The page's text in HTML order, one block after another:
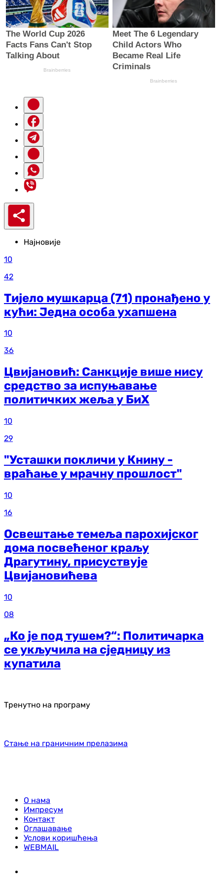
Најновије
10
42
Тијело мушкарца (71) пронађено у
кући: Једна особа ухапшена
10
36
Цвијановић: Санкције више нису
средство за испуњавање
политичких жеља у БиХ
10
29
"Усташки покличи у Книну -
враћање у мрачну прошлост"
10
16
Освештање темеља парохијског
дома посвећеног краљу
Драгутину, присуствује
Цвијановићева
10
08
„Ко је под тушем?“: Политичарка
се укључила на сједницу из
купатила
Тренутно на програму
Стање на граничним прелазима
О нама
Импресум
Контакт
Оглашавање
Услови коришћења
WEBMAIL